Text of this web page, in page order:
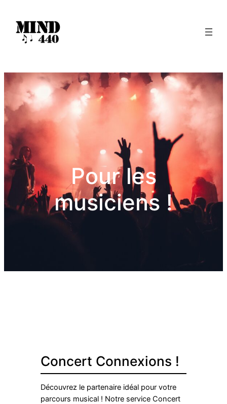
Pour les
musiciens !
Concert Connexions !
Découvrez le partenaire idéal pour votre
parcours musical ! Notre service Concert